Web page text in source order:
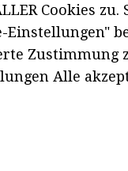
Cookies zu.
Einstellungen"
Zustimmung
Alle